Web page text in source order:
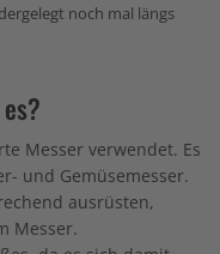
noch mal längs
Messer verwendet. Es
und Gemüsemesser.
ausrüsten,
Messer.